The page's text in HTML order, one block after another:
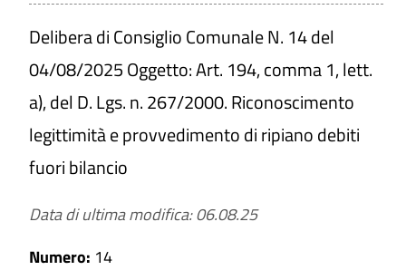
Delibera di Consiglio Comunale N. 14 del
04/08/2025 Oggetto: Art. 194, comma 1, lett.
a), del D. Lgs. n. 267/2000. Riconoscimento
legittimità e provvedimento di ripiano debiti
fuori bilancio
Data di ultima modifica: 06.08.25
Numero: 14